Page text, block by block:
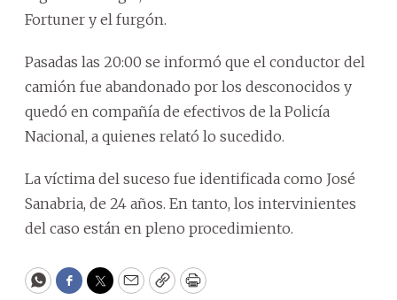
Fortuner y el furgón.
Pasadas las 20:00 se informó que el conductor del
camión fue abandonado por los desconocidos y
quedó en compañía de efectivos de la Policía
Nacional, a quienes relató lo sucedido.
La víctima del suceso fue identificada como José
Sanabria, de 24 años. En tanto, los intervinientes
del caso están en pleno procedimiento.
WhatsApp
Facebook
Twitter
EmailCopyPrint